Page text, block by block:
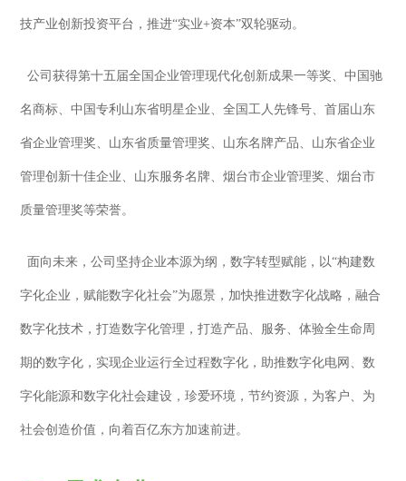
技产业创新投资平台，推进“实业+资本”双轮驱动。
公司获得第十五届全国企业管理现代化创新成果一等奖、中国驰
名商标、中国专利山东省明星企业、全国工人先锋号、首届山东
省企业管理奖、山东省质量管理奖、山东名牌产品、山东省企业
管理创新十佳企业、山东服务名牌、烟台市企业管理奖、烟台市
质量管理奖等荣誉。
面向未来，公司坚持企业本源为纲，数字转型赋能，以“构建数
字化企业，赋能数字化社会”为愿景，加快推进数字化战略，融合
数字化技术，打造数字化管理，打造产品、服务、体验全生命周
期的数字化，实现企业运行全过程数字化，助推数字化电网、数
字化能源和数字化社会建设，珍爱环境，节约资源，为客户、为
社会创造价值，向着百亿东方加速前进。